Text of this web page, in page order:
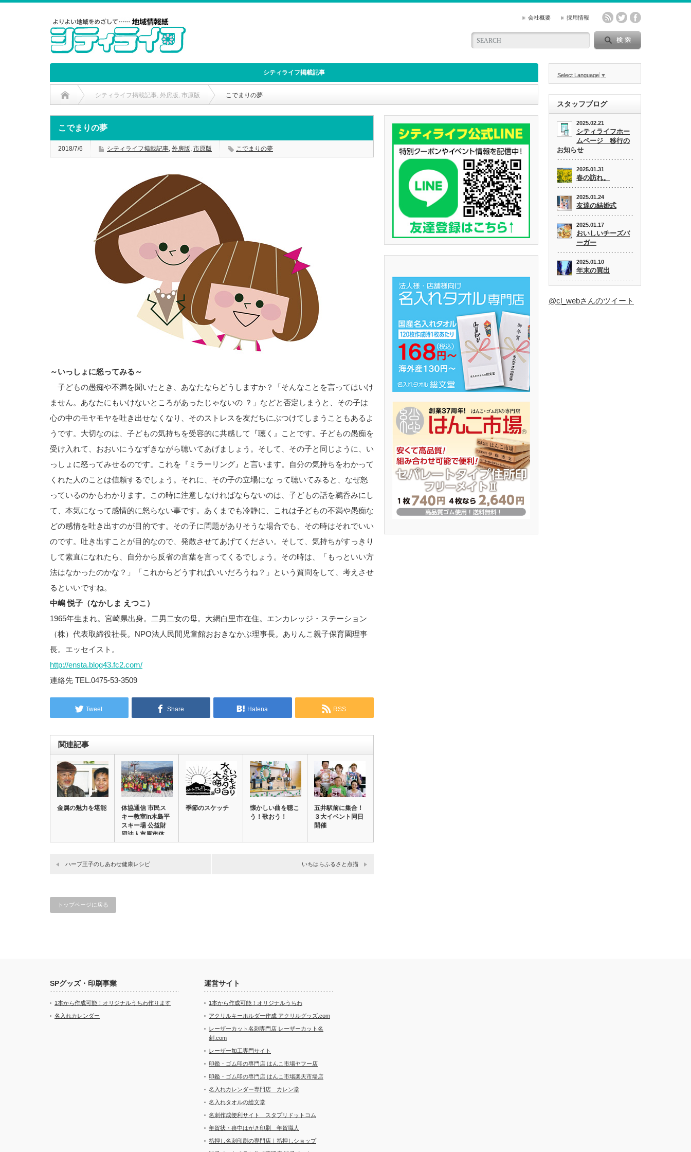
会社概要 採用情報
シティライフ掲載記事
シティライフ掲載記事, 外房版 , 市原版 こでまりの夢
こでまりの夢
2018/7/6 シティライフ掲載記事, 外房版, 市原版 こでまりの夢
～いっしょに怒ってみる～
子どもの愚痴や不満を聞いたとき、あなたならどうしますか？「そんなことを言ってはいけ
ません。あなたにもいけないところがあったじゃないの ？」などと否定しまうと、その子は
心の中のモヤモヤを吐き出せなくなり、そのストレスを友だちにぶつけてしまうこともあるよ
うです。大切なのは、子どもの気持ちを受容的に共感して『聴く』ことです。子どもの愚痴を
受け入れて、おおいにうなずきながら聴いてあげましょう。そして、その子と同じように、い
っしょに怒ってみせるのです。これを『ミラーリング』と言います。自分の気持ちをわかって
くれた人のことは信頼するでしょう。それに、その子の立場にな って聴いてみると、なぜ怒
っているのかもわかります。この時に注意しなければならないのは、子どもの話を鵜呑みにし
て、本気になって感情的に怒らない事です。あくまでも冷静に、これは子どもの不満や愚痴な
どの感情を吐き出すのが目的です。その子に問題がありそうな場合でも、その時はそれでいい
のです。吐き出すことが目的なので、発散させてあげてください。そして、気持ちがすっきり
して素直になれたら、自分から反省の言葉を言ってくるでしょう。その時は、「もっといい方
法はなかったのかな？」「これからどうすればいいだろうね？」という質問をして、考えさせ
るといいですね。
中嶋 悦子（なかしま えつこ）
1965年生まれ。宮崎県出身。二男二女の母。大網白里市在住。エンカレッジ・ステーション
（株）代表取締役社長。NPO法人民間児童館おおきなかぶ理事長。ありんこ親子保育園理事
長。エッセイスト。
http://ensta.blog43.fc2.com/
連絡先 TEL.0475-53-3509
Tweet Share Hatena RSS
関連記事
金属の魅力を堪能
体協通信 市民ス
キー教室in木島平
スキー場 公益財
団法人市原市体…
季節のスケッチ
懐かしい曲を聴こ
う！歌おう！
五井駅前に集合！
３大イベント同日
開催
ハーブ王子のしあわせ健康レシピ いちはらふるさと点描
トップページに戻る
Select Language ▼
スタッフブログ
2025.02.21
シティライフホー
ムページ 移行の
お知らせ
2025.01.31
春の訪れ。
2025.01.24
友達の結婚式
2025.01.17
おいしいチーズバ
ーガー
2025.01.10
年末の買出
@cl_webさんのツイート
SPグッズ・印刷事業
1本から作成可能！オリジナルうちわ作ります
名入れカレンダー
運営サイト
1本から作成可能！オリジナルうちわ
アクリルキーホルダー作成 アクリルグッズ.com
レーザーカット名刺専門店 レーザーカット名
刺.com
レーザー加工専門サイト
印鑑・ゴム印の専門店 はんこ市場ヤフー店
印鑑・ゴム印の専門店 はんこ市場楽天市場店
名入れカレンダー専門店 カレン堂
名入れタオルの総文堂
名刺作成便利サイト スタプリドットコム
年賀状・喪中はがき印刷 年賀職人
箔押し名刺印刷の専門店｜箔押しショップ